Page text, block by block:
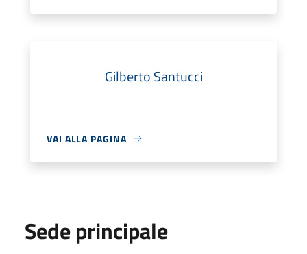
Gilberto Santucci
VAI ALLA PAGINA
Sede principale